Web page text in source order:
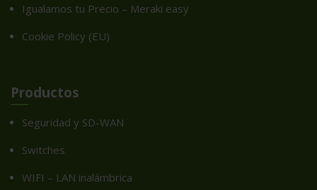
Igualamos tu Precio – Meraki easy
Cookie Policy (EU)
Productos
Seguridad y SD-WAN
Switches
WIFI – LAN inalámbrica